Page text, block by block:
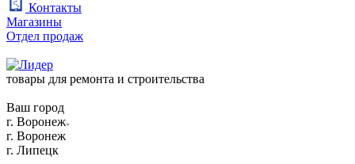
Контакты
Магазины
Отдел продаж
товары для ремонта и строительства
Ваш город
г. Воронеж
г. Воронеж
г. Липецк